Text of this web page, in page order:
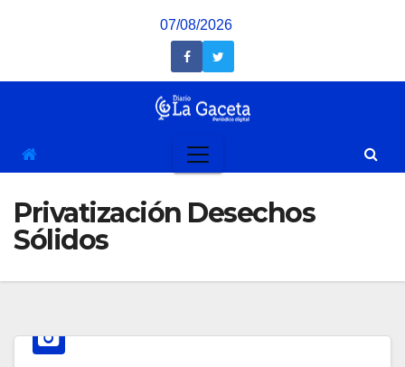
07/08/2026
Privatización Desechos
Sólidos